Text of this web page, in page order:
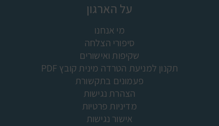
על הארגון
מי אנחנו
סיפורי הצלחה
שקיפות ואישורים
תקנון למניעת הטרדה מינית קובץ PDF
פעמונים בתקשורת
הצהרת נגישות
מדיניות פרטיות
אישור נגישות